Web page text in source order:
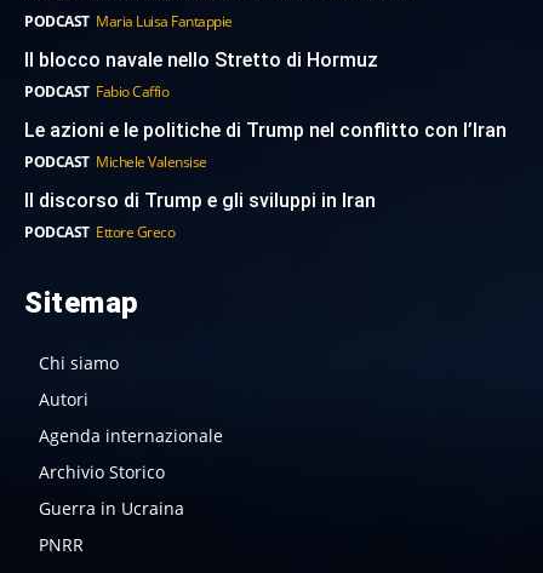
PODCAST Maria Luisa Fantappie
Il blocco navale nello Stretto di Hormuz
PODCAST Fabio Caffio
Le azioni e le politiche di Trump nel conflitto con l’Iran
PODCAST Michele Valensise
Il discorso di Trump e gli sviluppi in Iran
PODCAST Ettore Greco
Sitemap
Chi siamo
Autori
Agenda internazionale
Archivio Storico
Guerra in Ucraina
PNRR